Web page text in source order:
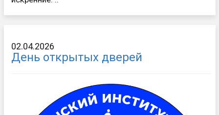
02.04.2026
День открытых дверей